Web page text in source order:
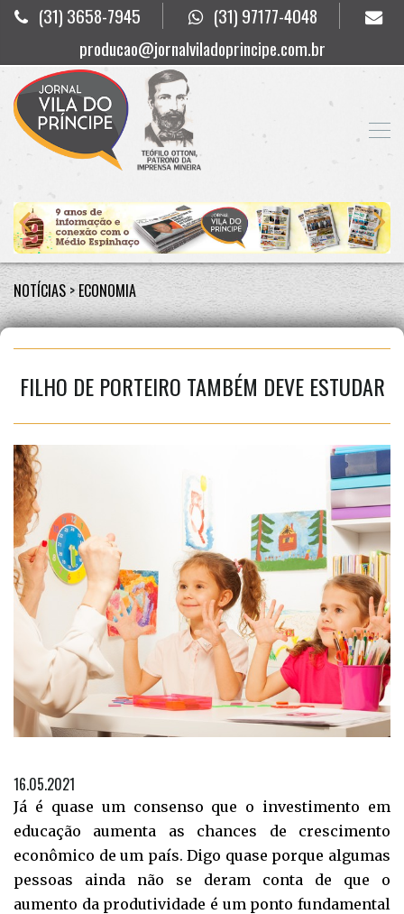
(31) 3658-7945
(31) 97177-4048
producao@jornalviladoprincipe.com.br
NOTÍCIAS > ECONOMIA
FILHO DE PORTEIRO TAMBÉM DEVE ESTUDAR
16.05.2021
Já é quase um consenso que o investimento em
educação aumenta as chances de crescimento
econômico de um país. Digo quase porque algumas
pessoas ainda não se deram conta de que o
aumento da produtividade é um ponto fundamental